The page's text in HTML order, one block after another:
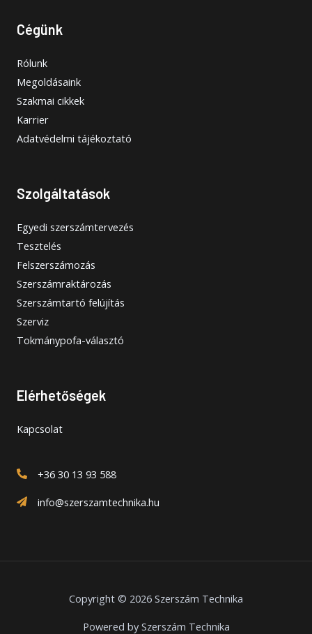
Cégünk
Rólunk
Megoldásaink
Szakmai cikkek
Karrier
Adatvédelmi tájékoztató
Szolgáltatások
Egyedi szerszámtervezés
Tesztelés
Felszerszámozás
Szerszámraktározás
Szerszámtartó felújítás
Szerviz
Tokmánypofa-választó
Elérhetőségek
Kapcsolat
+36 30 13 93 588
info@szerszamtechnika.hu
Copyright © 2026 Szerszám Technika
Powered by Szerszám Technika